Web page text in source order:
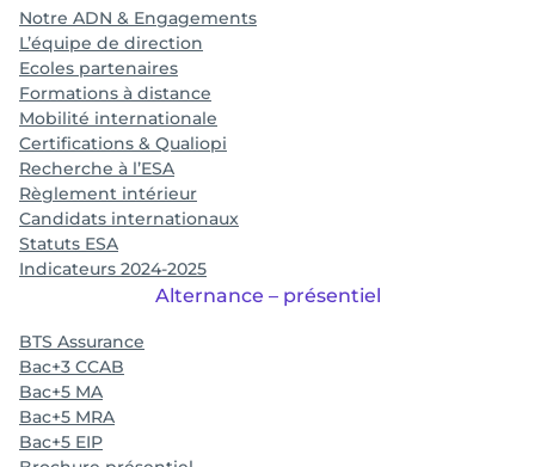
Notre ADN & Engagements
L’équipe de direction
Ecoles partenaires
Formations à distance
Mobilité internationale
Certifications & Qualiopi
Recherche à l’ESA
Règlement intérieur
Candidats internationaux
Statuts ESA
Indicateurs 2024-2025
Alternance – présentiel
BTS Assurance
Bac+3 CCAB
Bac+5 MA
Bac+5 MRA
Bac+5 EIP